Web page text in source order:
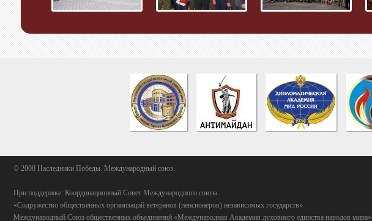
© 2008 Наследники Победы. Международный союз.
При поддержке: Координационный Совет Международного союза
«Содружество общественных организаций ветеранов (пенсионеров) независимых государств»
Международный Союз общественных объединений «Международная Академия духовного единства народов мира»